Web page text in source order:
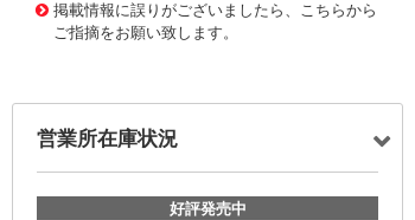
掲載情報に誤りがございましたら、こちらから
ご指摘をお願い致します。
営業所在庫状況
好評発売中